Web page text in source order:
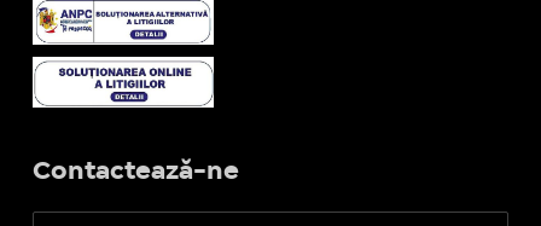
Contactează-ne